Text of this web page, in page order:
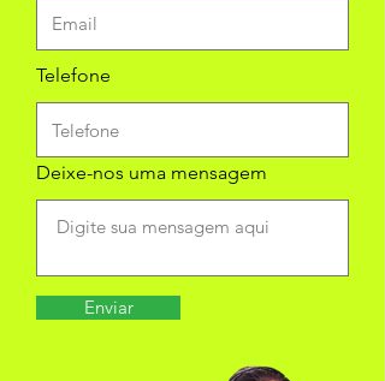
Telefone
Deixe-nos uma mensagem
Enviar